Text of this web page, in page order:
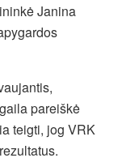
Janina
pareiškė
teigti, jog VRK